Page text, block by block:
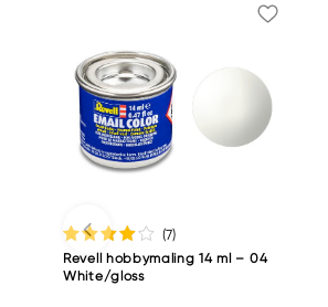
(7)
Revell hobbymaling 14 ml – 04
White/gloss